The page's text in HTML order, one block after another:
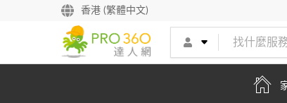
香港 (繁體中文)